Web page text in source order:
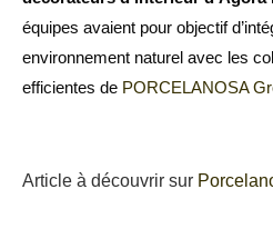
équipes avaient pour objectif
environnement naturel avec les
efficientes de PORCELANOSA
Article à découvrir sur